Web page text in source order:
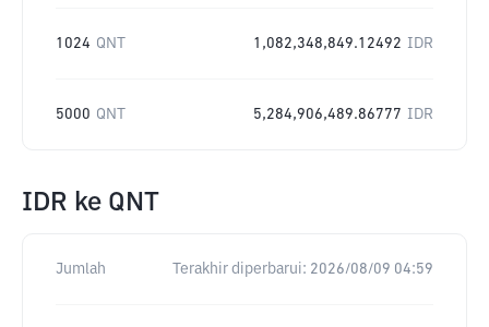
1024 QNT 1,082,348,849.12492 IDR
5000 QNT 5,284,906,489.86777 IDR
IDR ke QNT
Jumlah Terakhir diperbarui: 2026/08/09 04:59